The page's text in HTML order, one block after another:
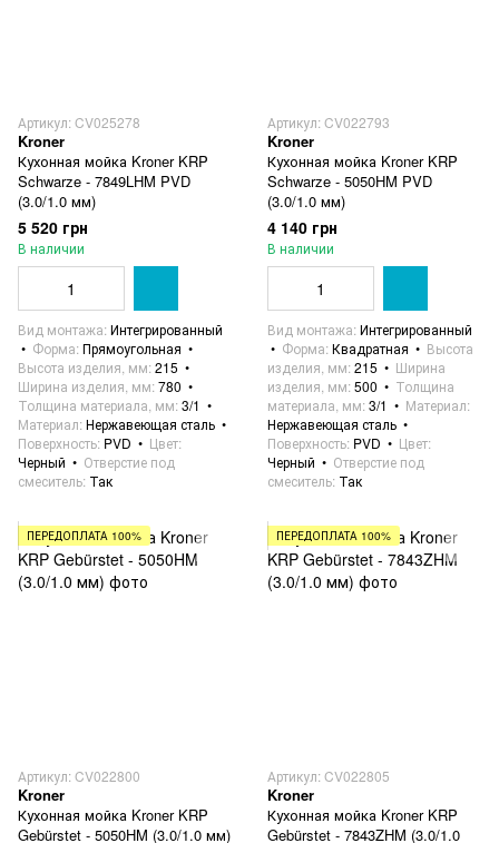
Артикул: CV025278
Kroner
Кухонная мойка Kroner KRP
Schwarze - 7849LHM PVD
(3.0/1.0 мм)
5 520 грн
В наличии
Вид монтажа Интегрированный
Форма Прямоугольная
Высота изделия, мм 215
Ширина изделия, мм 780
Толщина материала, мм 3/1
Материал Нержавеющая сталь
Поверхность PVD
Цвет
Черный
Отверстие под
смеситель Так
Артикул: CV022793
Kroner
Кухонная мойка Kroner KRP
Schwarze - 5050HM PVD
(3.0/1.0 мм)
4 140 грн
В наличии
Вид монтажа Интегрированный
Форма Квадратная
Высота
изделия, мм 215
Ширина
изделия, мм 500
Толщина
материала, мм 3/1
Материал
Нержавеющая сталь
Поверхность PVD
Цвет
Черный
Отверстие под
смеситель Так
ПЕРЕДОПЛАТА 100%
Артикул: CV022800
Kroner
Кухонная мойка Kroner KRP
Gebürstet - 5050HM (3.0/1.0 мм)
ПЕРЕДОПЛАТА 100%
Артикул: CV022805
Kroner
Кухонная мойка Kroner KRP
Gebürstet - 7843ZHM (3.0/1.0